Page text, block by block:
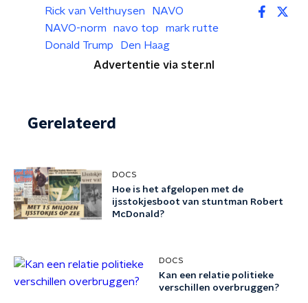
Rick van Velthuysen
NAVO
NAVO-norm
navo top
mark rutte
Donald Trump
Den Haag
Advertentie via ster.nl
Gerelateerd
DOCS
Hoe is het afgelopen met de
ijsstokjesboot van stuntman Robert
McDonald?
DOCS
Kan een relatie politieke
verschillen overbruggen?